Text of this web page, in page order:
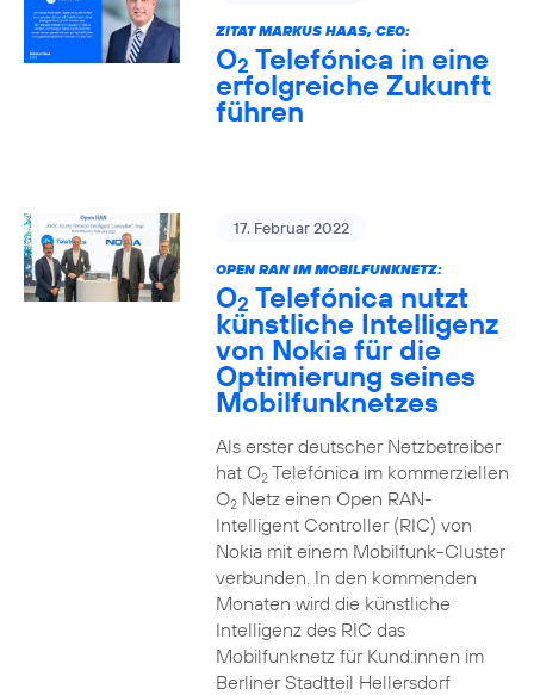
ZITAT MARKUS HAAS, CEO:
O2 Telefónica in eine
erfolgreiche Zukunft
führen
17. Februar 2022
OPEN RAN IM MOBILFUNKNETZ:
O2 Telefónica nutzt
künstliche Intelligenz
von Nokia für die
Optimierung seines
Mobilfunknetzes
Als erster deutscher Netzbetreiber
hat O2Telefónica im kommerziellen
O2Netz einen Open RAN-
Intelligent Controller (RIC) von
Nokia mit einem Mobilfunk-Cluster
verbunden. In den kommenden
Monaten wird die künstliche
Intelligenz des RIC das
Mobilfunknetz für Kund:innen im
Berliner Stadtteil Hellersdorf